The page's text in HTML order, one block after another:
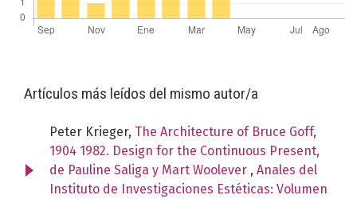
Artículos más leídos del mismo autor/a
Peter Krieger, The Architecture of Bruce Goff,
1904 1982. Design for the Continuous Present,
de Pauline Saliga y Mart Woolever , Anales del
Instituto de Investigaciones Estéticas: Volumen